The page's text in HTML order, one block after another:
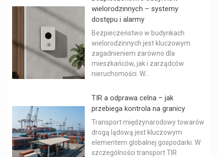
wielorodzinnych – systemy
dostępu i alarmy
Bezpieczeństwo w budynkach
wielorodzinnych jest kluczowym
zagadnieniem zarówno dla
mieszkańców, jak i zarządców
nieruchomości. W...
TIR a odprawa celna – jak
przebiega kontrola na granicy
Transport międzynarodowy towarów
drogą lądową jest kluczowym
elementem globalnej gospodarki. W
szczególności transport TIR